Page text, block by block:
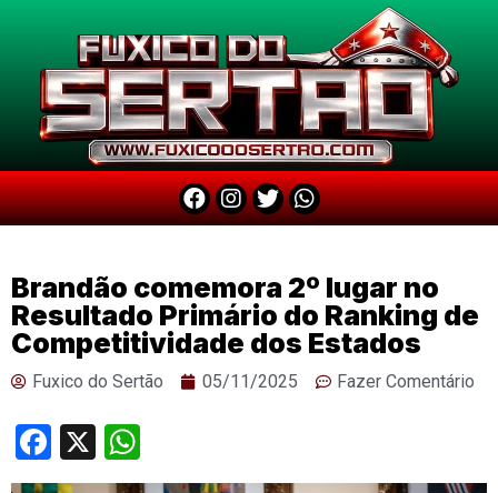
Brandão comemora 2º lugar no
Resultado Primário do Ranking de
Competitividade dos Estados
Fuxico do Sertão 05/11/2025 Fazer Comentário
Facebook
X